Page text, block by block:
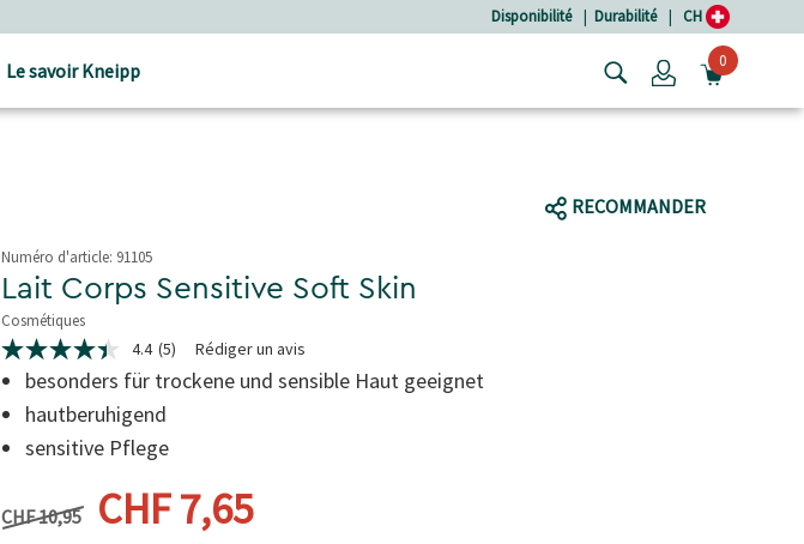
Disponibilité | Durabilité | CH
Le savoir Kneipp Login0
RECOMMANDER
Numéro d'article: 91105
Lait Corps Sensitive Soft Skin
Cosmétiques
4.7 de 5 étoiles
4.4
étoiles
sur
5,
de
moyenne.
Read
4.4 (5) Rédiger un avis
besonders für trockene und sensible Haut geeignet
hautberuhigend
sensitive Pflege
Prix précédent
CHF 10,95
Prix actuel
CHF 7,65